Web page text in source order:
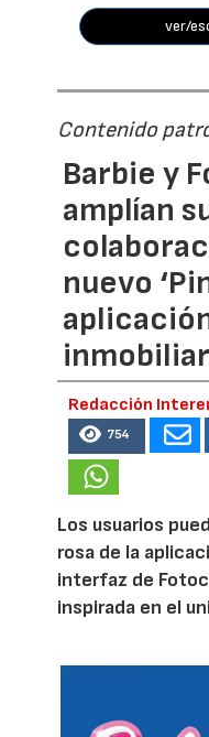
ver/
Contenido
Barbie y
amplían
nuevo
Redacción
754
Los usuarios
rosa de la
interfaz de
inspirada en el